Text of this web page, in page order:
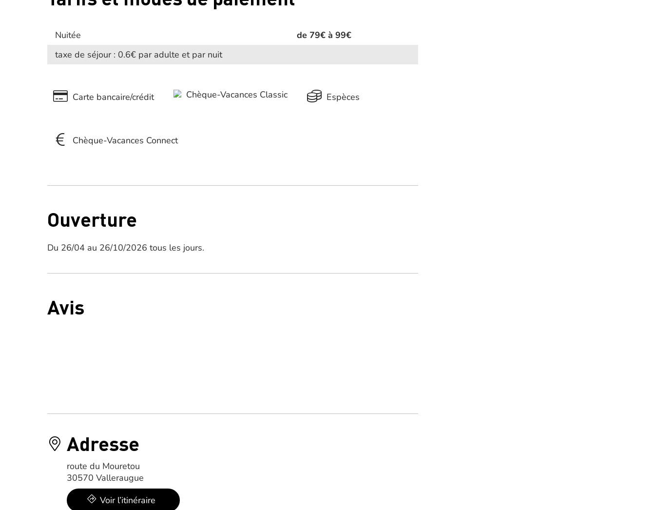
Nuitée
de 79€ à 99€
taxe de séjour : 0.6€ par adulte et par nuit
Carte bancaire/crédit Chèque-Vacances Classic Espèces
Chèque-Vacances Connect
Ouverture
Du 26/04 au 26/10/2026 tous les jours.
Avis
Adresse
route du Mouretou
30570 Valleraugue
Voir l’itinéraire